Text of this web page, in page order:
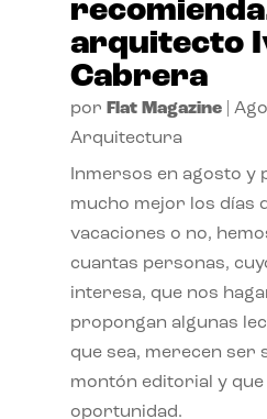
arquitecto
Cabrera
por Flat Magazine|
Arquitectura
Inmersos en agosto
mucho mejor los días
vacaciones o no,
cuantas personas,
interesa, que nos
propongan algunas
que sea, merecen ser
montón editorial y que
oportunidad.